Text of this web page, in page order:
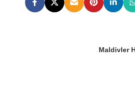
Maldivler